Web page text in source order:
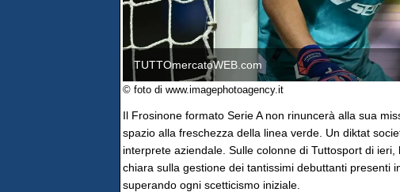
TUTTOmercatoWEB.com
© foto di www.imagephotoagency.it
Il Frosinone formato Serie A non rinuncerà alla sua
spazio alla freschezza della linea verde. Un diktat
interprete aziendale. Sulle colonne di Tuttosport di
chiara sulla gestione dei tantissimi debuttanti presenti
superando ogni scetticismo iniziale.